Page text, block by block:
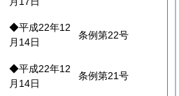
◆平成22年12
月14日
条例第22号
◆平成22年12
月14日
条例第21号